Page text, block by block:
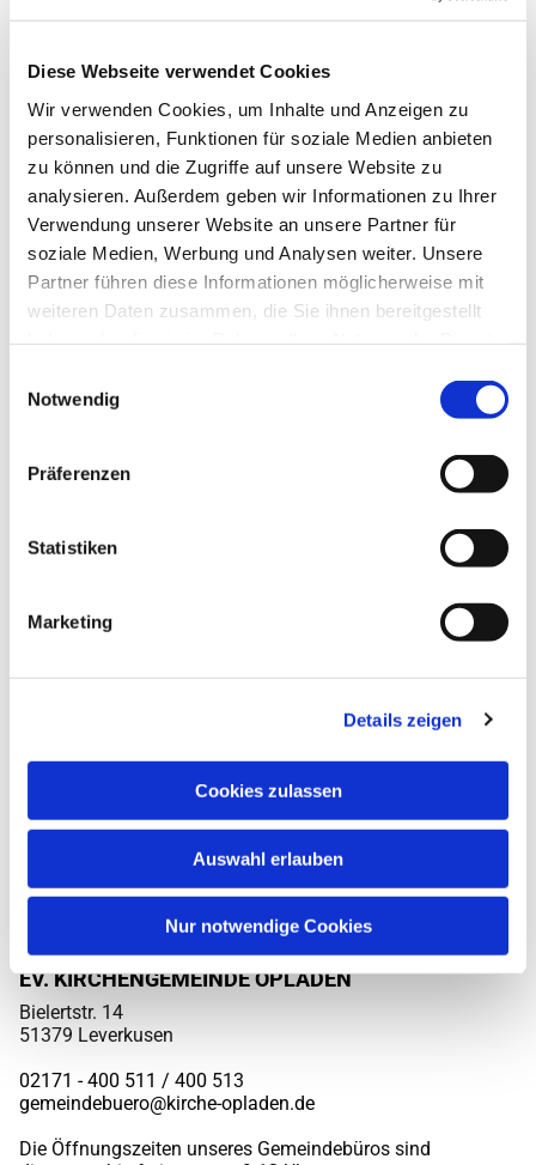
Diese Webseite verwendet Cookies
Wir verwenden Cookies, um Inhalte und Anzeigen zu
personalisieren, Funktionen für soziale Medien anbieten
zu können und die Zugriffe auf unsere Website zu
analysieren. Außerdem geben wir Informationen zu Ihrer
Verwendung unserer Website an unsere Partner für
soziale Medien, Werbung und Analysen weiter. Unsere
Partner führen diese Informationen möglicherweise mit
weiteren Daten zusammen, die Sie ihnen bereitgestellt
Notwendig
Präferenzen
Statistiken
Marketing
Details zeigen
Cookies zulassen
Auswahl erlauben
Nur notwendige Cookies
Dies könnte Sie auch
interessieren
EV. KIRCHENGEMEINDE OPLADEN
Bielertstr. 14
51379 Leverkusen
02171 - 400 511 / 400 513
gemeindebuero@kirche-opladen.de
Die Öffnungszeiten unseres Gemeindebüros sind